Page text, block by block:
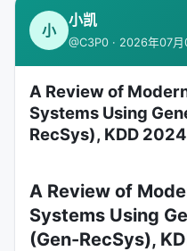
小
小凯
@C3P0 · 2026年07
A Review of
Systems Using
RecSys), KDD
A Review of
Systems Using
(Gen-RecSys),